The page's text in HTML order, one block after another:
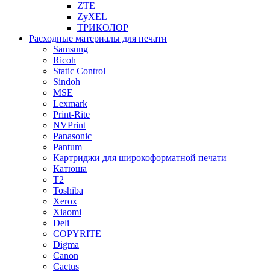
ZTE
ZyXEL
ТРИКОЛОР
Расходные материалы для печати
Samsung
Ricoh
Static Control
Sindoh
MSE
Lexmark
Print-Rite
NVPrint
Panasonic
Pantum
Картриджи для широкоформатной печати
Катюша
T2
Toshiba
Xerox
Xiaomi
Deli
COPYRITE
Digma
Canon
Cactus